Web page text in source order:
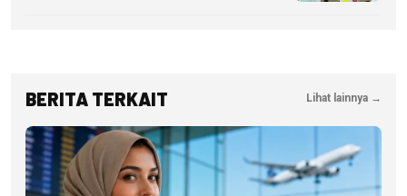
BERITA TERKAIT Lihat lainnya →